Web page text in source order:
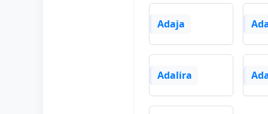
Adaja
Adalira